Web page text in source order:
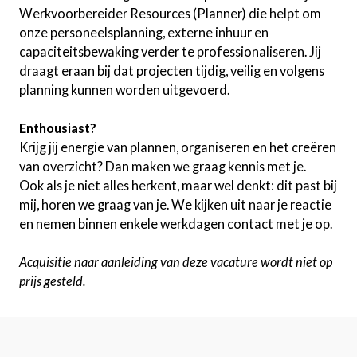
Werkvoorbereider Resources (Planner) die helpt om
onze personeelsplanning, externe inhuur en
capaciteitsbewaking verder te professionaliseren. Jij
draagt eraan bij dat projecten tijdig, veilig en volgens
planning kunnen worden uitgevoerd.
Enthousiast?
Krijg jij energie van plannen, organiseren en het creëren
van overzicht? Dan maken we graag kennis met je.
Ook als je niet alles herkent, maar wel denkt: dit past bij
mij, horen we graag van je. We kijken uit naar je reactie
en nemen binnen enkele werkdagen contact met je op.
Acquisitie naar aanleiding van deze vacature wordt niet op
prijs gesteld.